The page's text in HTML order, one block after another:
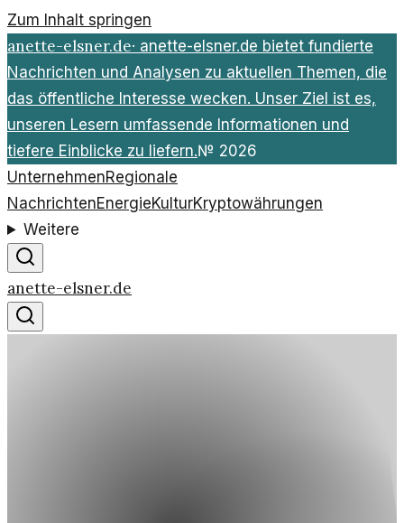
Zum Inhalt springen
anette-elsner.de· anette-elsner.de bietet fundierte
Nachrichten und Analysen zu aktuellen Themen, die
das öffentliche Interesse wecken. Unser Ziel ist es,
unseren Lesern umfassende Informationen und
tiefere Einblicke zu liefern.№ 2026
UnternehmenRegionale
NachrichtenEnergieKulturKryptowährungen
Weitere
anette-elsner.de